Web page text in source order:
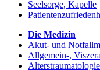
Seelsorge, Kapelle
Die Medizin
Akut- und
Allgemein-,
Alterstraumatologie